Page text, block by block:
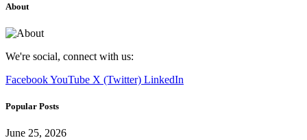
About
We're social, connect with us:
FacebookYouTube X (Twitter) LinkedIn
Popular Posts
June 25, 2026